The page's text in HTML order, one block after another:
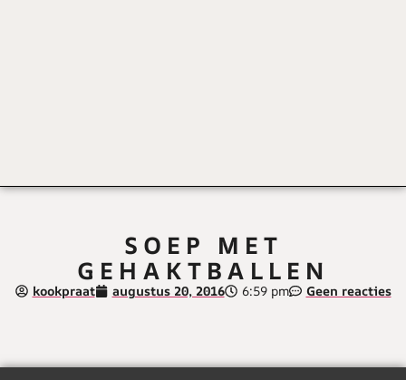
SOEP MET
GEHAKTBALLEN
kookpraat augustus 20, 2016 6:59 pm Geen reacties